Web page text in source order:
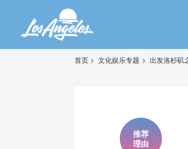
首页 文化娱乐专题 出发洛杉矶
推荐
理由